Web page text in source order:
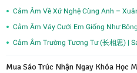
Cảm Âm Về Xứ Nghệ Cùng Anh –
Cảm Âm Váy Cưới Em Giống Như
Cảm Âm Trường Tương Tư (长相思) |
Mua Sáo Trúc Nhận Ngay Khóa Học